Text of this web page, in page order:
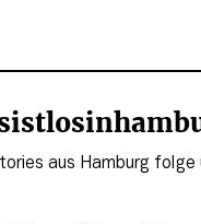
aus Hamburg folge